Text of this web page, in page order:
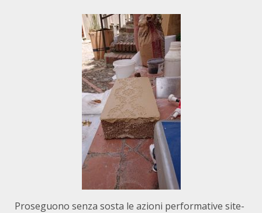
Proseguono senza sosta le azioni performative site-